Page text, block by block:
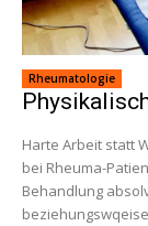
Rheumatologie
Harte Arbeit statt
bei Rheuma-
Behandlung